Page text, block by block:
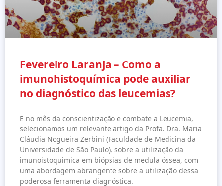
Fevereiro Laranja – Como a
imunohistoquímica pode auxiliar
no diagnóstico das leucemias?
E no mês da conscientização e combate a Leucemia,
selecionamos um relevante artigo da Profa. Dra. Maria
Cláudia Nogueira Zerbini (Faculdade de Medicina da
Universidade de São Paulo), sobre a utilização da
imunoistoquimica em biópsias de medula óssea, com
uma abordagem abrangente sobre a utilização dessa
poderosa ferramenta diagnóstica.